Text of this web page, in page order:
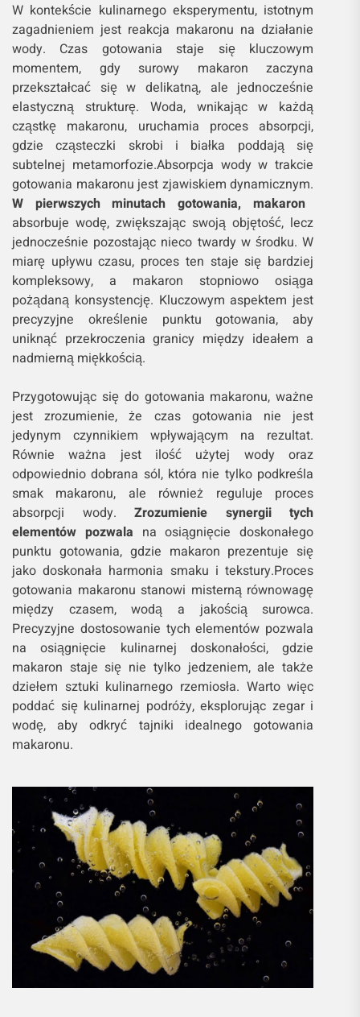
W kontekście kulinarnego eksperymentu, istotnym
zagadnieniem jest reakcja makaronu na działanie
wody. Czas gotowania staje się kluczowym
momentem, gdy surowy makaron zaczyna
przekształcać się w delikatną, ale jednocześnie
elastyczną strukturę. Woda, wnikając w każdą
cząstkę makaronu, uruchamia proces absorpcji,
gdzie cząsteczki skrobi i białka poddają się
subtelnej metamorfozie.Absorpcja wody w trakcie
gotowania makaronu jest zjawiskiem dynamicznym.
W pierwszych minutach gotowania, makaron
absorbuje wodę, zwiększając swoją objętość, lecz
jednocześnie pozostając nieco twardy w środku. W
miarę upływu czasu, proces ten staje się bardziej
kompleksowy, a makaron stopniowo osiąga
pożądaną konsystencję. Kluczowym aspektem jest
precyzyjne określenie punktu gotowania, aby
uniknąć przekroczenia granicy między ideałem a
nadmierną miękkością.
Przygotowując się do gotowania makaronu, ważne
jest zrozumienie, że czas gotowania nie jest
jedynym czynnikiem wpływającym na rezultat.
Równie ważna jest ilość użytej wody oraz
odpowiednio dobrana sól, która nie tylko podkreśla
smak makaronu, ale również reguluje proces
absorpcji wody.Zrozumienie synergii tych
elementów pozwala na osiągnięcie doskonałego
punktu gotowania, gdzie makaron prezentuje się
jako doskonała harmonia smaku i tekstury.Proces
gotowania makaronu stanowi misterną równowagę
między czasem, wodą a jakością surowca.
Precyzyjne dostosowanie tych elementów pozwala
na osiągnięcie kulinarnej doskonałości, gdzie
makaron staje się nie tylko jedzeniem, ale także
dziełem sztuki kulinarnego rzemiosła. Warto więc
poddać się kulinarnej podróży, eksplorując zegar i
wodę, aby odkryć tajniki idealnego gotowania
makaronu.